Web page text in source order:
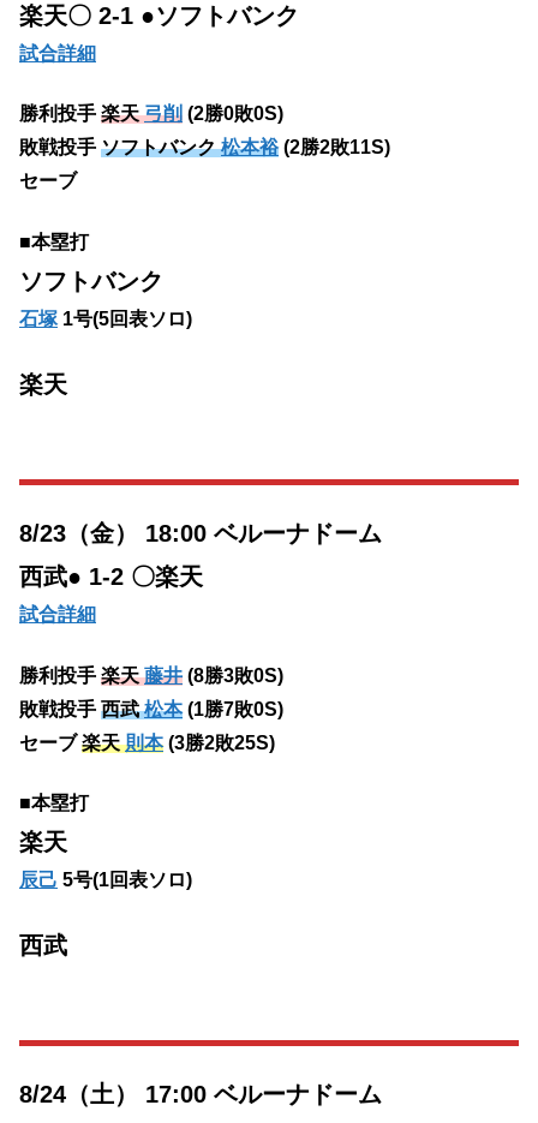
楽天〇 2-1 ●ソフトバンク
試合詳細
勝利投手 楽天弓削 (2勝0敗0S)
敗戦投手 ソフトバンク松本裕(2勝2敗11S)
セーブ
■本塁打
ソフトバンク
石塚1号(5回表ソロ)
楽天
8/23（金） 18:00 ベルーナドーム
西武● 1-2 〇楽天
試合詳細
勝利投手 楽天藤井 (8勝3敗0S)
敗戦投手 西武松本(1勝7敗0S)
セーブ楽天則本(3勝2敗25S)
■本塁打
楽天
辰己 5号(1回表ソロ)
西武
8/24（土） 17:00 ベルーナドーム